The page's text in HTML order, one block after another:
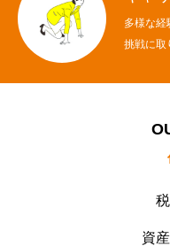
多様な経
挑戦に取
資